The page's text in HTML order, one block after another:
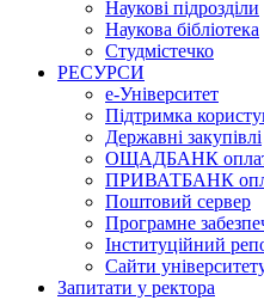
Наукові підрозділи
Наукова бібліотека
Студмістечко
РЕСУРСИ
е-Університет
Підтримка
Державні закупівлі
ОЩАДБАНК
ПРИВАТБАНК
Поштовий сервер
Програмне
Інституційний
Сайти
Запитати у ректора